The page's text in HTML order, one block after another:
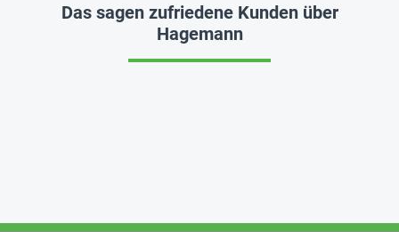
Das sagen zufriedene Kunden über
Hagemann